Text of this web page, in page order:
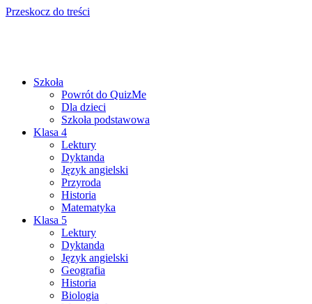
Przeskocz do treści
Szkoła
Powrót do QuizMe
Dla dzieci
Szkoła podstawowa
Klasa 4
Lektury
Dyktanda
Język angielski
Przyroda
Historia
Matematyka
Klasa 5
Lektury
Dyktanda
Język angielski
Geografia
Historia
Biologia